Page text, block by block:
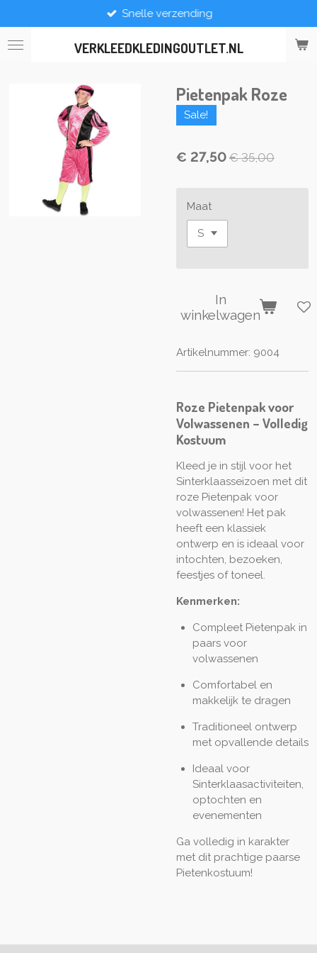
direct
naar
VERKLEEDKLEDINGOUTLET.NL
Snelle verzending
Pietenpak Roze
Sale!
€ 27,50 € 35,00
Maat
In
winkelwagen
Artikelnummer: 9004
Roze Pietenpak voor
Volwassenen – Volledig
Kostuum
Kleed je in stijl voor het
Sinterklaasseizoen met dit
roze Pietenpak voor
volwassenen! Het pak
heeft een klassiek
ontwerp en is ideaal voor
intochten, bezoeken,
feestjes of toneel.
Kenmerken:
Compleet Pietenpak in
paars voor
volwassenen
Comfortabel en
makkelijk te dragen
Traditioneel ontwerp
met opvallende details
Ideaal voor
Sinterklaasactiviteiten,
optochten en
evenementen
Ga volledig in karakter
met dit prachtige paarse
Pietenkostuum!